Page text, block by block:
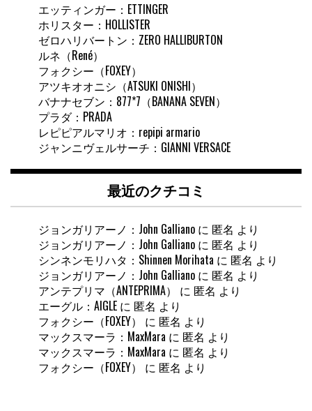
エッティンガー：ETTINGER
ホリスター：HOLLISTER
ゼロハリバートン：ZERO HALLIBURTON
ルネ（René）
フォクシー（FOXEY）
アツキオオニシ（ATSUKI ONISHI）
バナナセブン：877*7（BANANA SEVEN）
プラダ：PRADA
レピピアルマリオ：repipi armario
ジャンニヴェルサーチ：GIANNI VERSACE
最近のクチコミ
ジョンガリアーノ：John Galliano に 匿名 より
ジョンガリアーノ：John Galliano に 匿名 より
シンネンモリハタ：Shinnen Morihata に 匿名 より
ジョンガリアーノ：John Galliano に 匿名 より
アンテプリマ（ANTEPRIMA）
に 匿名 より
エーグル：AIGLE に 匿名 より
フォクシー（FOXEY）
に 匿名 より
マックスマーラ：MaxMara に 匿名 より
マックスマーラ：MaxMara に 匿名 より
フォクシー（FOXEY）
に 匿名 より